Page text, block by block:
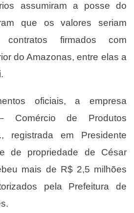
assumiram a posse do
que os valores seriam
contratos firmados com
do Amazonas, entre elas a
oficiais, a empresa
Comércio de Produtos
registrada em Presidente
de propriedade de César
mais de R$ 2,5 milhões
pela Prefeitura de